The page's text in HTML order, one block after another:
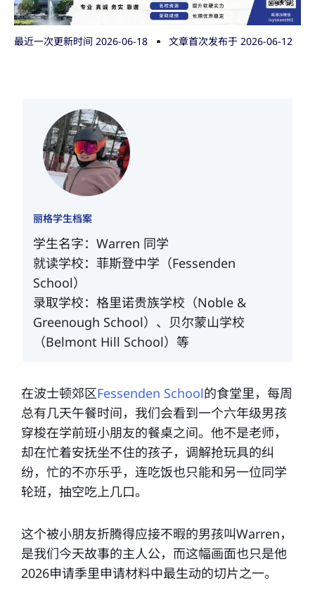
最近一次更新时间 2026-06-18 文章首次发布于 2026-06-12
丽格学生档案
学生名字：Warren 同学
就读学校：菲斯登中学（Fessenden
School）
录取学校：格里诺贵族学校（Noble &
Greenough School）、贝尔蒙山学校
（Belmont Hill School）等
在波士顿郊区Fessenden School的食堂里，每周
总有几天午餐时间，我们会看到一个六年级男孩
穿梭在学前班小朋友的餐桌之间。他不是老师，
却在忙着安抚坐不住的孩子，调解抢玩具的纠
纷，忙的不亦乐乎，连吃饭也只能和另一位同学
轮班，抽空吃上几口。
这个被小朋友折腾得应接不暇的男孩叫Warren，
是我们今天故事的主人公，而这幅画面也只是他
2026申请季里申请材料中最生动的切片之一。